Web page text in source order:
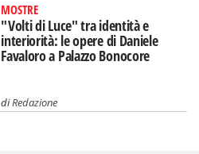
MOSTRE
"Volti di Luce" tra identità e
interiorità: le opere di Daniele
Favaloro a Palazzo Bonocore
diRedazione